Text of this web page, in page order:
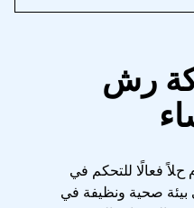
رش
فعالًا للتحكم في
صحية ونظيفة في